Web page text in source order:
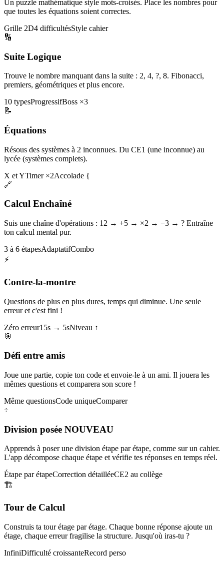
Un puzzle mathématique style mots-croisés. Place les nombres pour
que toutes les équations soient correctes.
Grille 2D4 difficultésStyle cahier
🔢
Suite Logique
Trouve le nombre manquant dans la suite : 2, 4, ?, 8. Fibonacci,
premiers, géométriques et plus encore.
10 typesProgressifBoss ×3
📝
Équations
Résous des systèmes à 2 inconnues. Du CE1 (une inconnue) au
lycée (systèmes complets).
X et YTimer ×2Accolade {
🔗
Calcul Enchaîné
Suis une chaîne d'opérations : 12 → +5 → ×2 → −3 → ? Entraîne
ton calcul mental pur.
3 à 6 étapesAdaptatifCombo
⚡
Contre-la-montre
Questions de plus en plus dures, temps qui diminue. Une seule
erreur et c'est fini !
Zéro erreur15s → 5sNiveau ↑
🎯
Défi entre amis
Joue une partie, copie ton code et envoie-le à un ami. Il jouera les
mêmes questions et comparera son score !
Même questionsCode uniqueComparer
÷
Division posée NOUVEAU
Apprends à poser une division étape par étape, comme sur un cahier.
L'app décompose chaque étape et vérifie tes réponses en temps réel.
Étape par étapeCorrection détailléeCE2 au collège
🏗️
Tour de Calcul
Construis ta tour étage par étage. Chaque bonne réponse ajoute un
étage, chaque erreur fragilise la structure. Jusqu'où iras-tu ?
InfiniDifficulté croissanteRecord perso